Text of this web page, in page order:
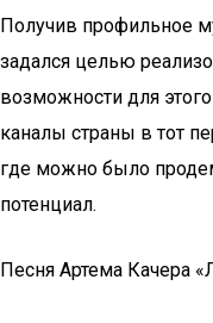
Получив профильное
задался целью
возможности для
каналы страны в тот
где можно было
потенциал.
Песня Артема Качера